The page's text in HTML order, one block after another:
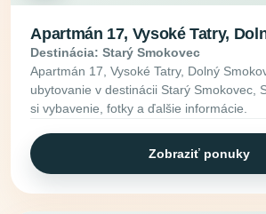
Apartmán 17, Vysoké Tatry,
Destinácia: Starý Smokovec
Apartmán 17, Vysoké Tatry, Dolný
ubytovanie v destinácii Starý Smokovec,
si vybavenie, fotky a ďalšie informácie.
Zobraziť ponuky